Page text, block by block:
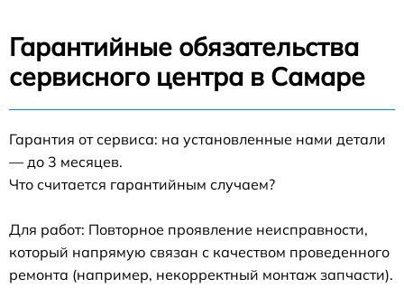
Гарантийные обязательства
сервисного центра в Самаре
Гарантия от сервиса: на установленные нами детали
— до 3 месяцев.
Что считается гарантийным случаем?
Для работ: Повторное проявление неисправности,
который напрямую связан с качеством проведенного
ремонта (например, некорректный монтаж запчасти).